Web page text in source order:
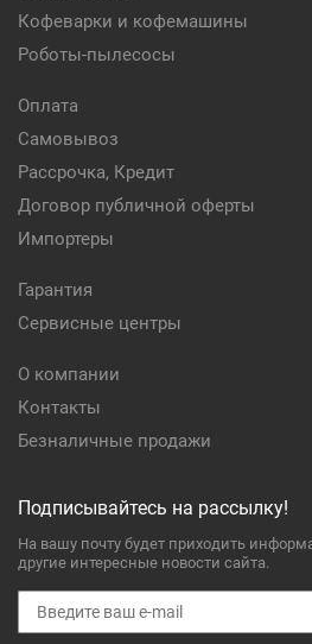
Кофеварки и кофемашины
Роботы-пылесосы
Оплата
Самовывоз
Рассрочка, Кредит
Договор публичной оферты
Импортеры
Гарантия
Сервисные центры
О компании
Контакты
Безналичные продажи
Подписывайтесь на рассылку!
На вашу почту будет приходить
другие интересные новости сайта.